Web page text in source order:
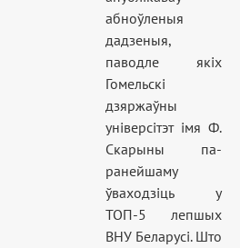
абноўленыя
дадзеныя,
паводле якіх
Гомельскі
дзяржаўны
універсітэт імя Ф.
Скарыны па-
ранейшаму
ўваходзіць у
ТОП-5 лепшых
ВНУ Беларусі. Што